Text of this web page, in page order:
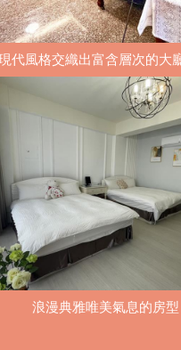
代風格交織出富含層次的大
浪漫典雅唯美氣息的房型